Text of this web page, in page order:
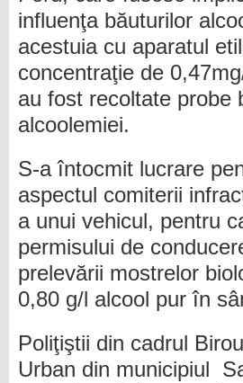
influenţa băuturilor
acestuia cu aparatul
concentraţie de
au fost recoltate probe
alcoolemiei.
S-a întocmit lucrare
aspectul comiterii
a unui vehicul, pentru
permisului de
prelevării mostrelor
0,80 g/l alcool pur în
Poliţiştii din cadrul
Urban din municipiul